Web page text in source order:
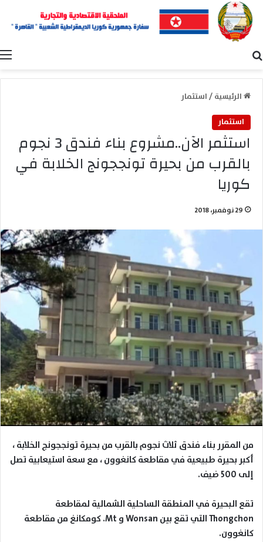
الرئيسية/استثمار
استثمار
استثمر الآن..مشروع بناء فندق 3 نجوم
بالقرب من بحيرة تونججونج الخلابة في
كوريا
29 نوفمبر، 2018
من المقرر بناء فندق ثلاث نجوم بالقرب من بحيرة تونججونج الخلابة ،
أكبر بحيرة طبيعية في مقاطعة كانغوون ، مع سعة استيعابية تصل
إلى 500 ضيف.
تقع البحيرة في المنطقة الساحلية الشمالية لمقاطعة
Thongchonالتي تقع بين Wonsanو Mt. كومكانغ من مقاطعة
كانغوون.